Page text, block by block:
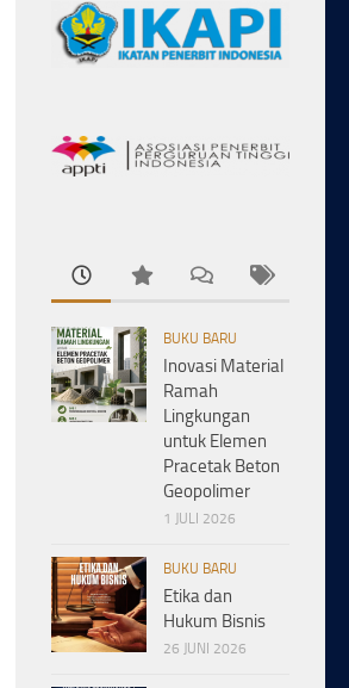
BUKU BARU
Inovasi Material
Ramah
Lingkungan
untuk Elemen
Pracetak Beton
Geopolimer
1 JULI 2026
BUKU BARU
Etika dan
Hukum Bisnis
26 JUNI 2026